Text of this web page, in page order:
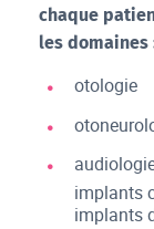
chaque
les domaines
otologie
implants
implants